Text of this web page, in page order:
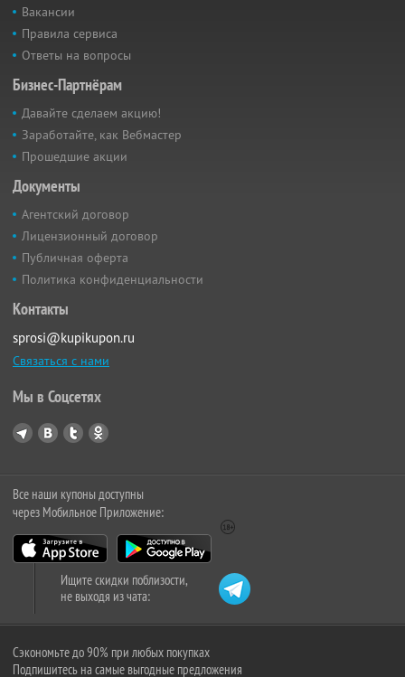
Вакансии
Правила сервиса
Ответы на вопросы
Бизнес-Партнёрам
Давайте сделаем акцию!
Заработайте, как Вебмастер
Прошедшие акции
Документы
Агентский договор
Лицензионный договор
Публичная оферта
Политика конфиденциальности
Контакты
sprosi@kupikupon.ru
Связаться с нами
Мы в Соцсетях
Все наши купоны доступны
через Мобильное Приложение:
Ищите скидки поблизости,
не выходя из чата:
Сэкономьте до 90% при любых покупках
Подпишитесь на самые выгодные предложения